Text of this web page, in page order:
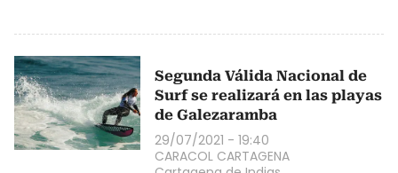
Segunda Válida Nacional de
Surf se realizará en las playas
de Galezaramba
29/07/2021 - 19:40
CARACOL CARTAGENA